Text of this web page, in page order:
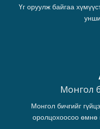
Үг оруулж байгаа
Монгол
Монгол бичгийг
оролцохоосоо өмнө